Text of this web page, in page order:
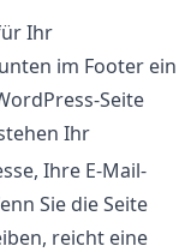
Ihr
im Footer ein
Seite
Ihr
Ihre E-Mail-
Sie die Seite
reicht eine